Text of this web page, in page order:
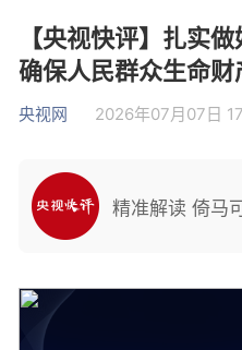
【央视快评】扎实
确保人民群众生命财
央视网 2026年07月07日
精准解读 倚马